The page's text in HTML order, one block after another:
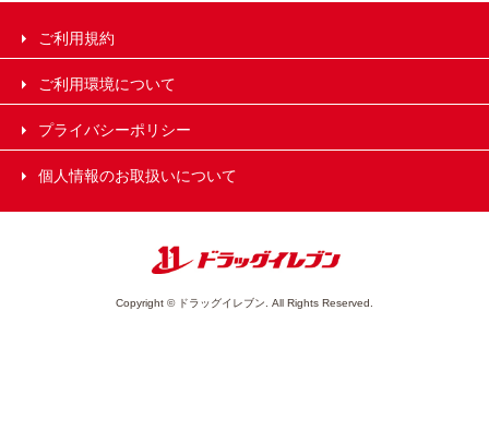
ご利用規約
ご利用環境について
プライバシーポリシー
個人情報のお取扱いについて
Copyright © ドラッグイレブン. All Rights Reserved.